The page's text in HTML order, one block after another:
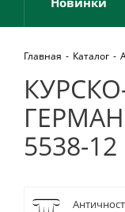
Главная - Каталог -
5538-12